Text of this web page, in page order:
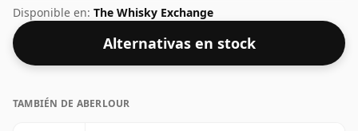
sabores intensos y notas de cacao, alquitrán y tabaco
de mascar. La calidad varía ligeramente de un lote a
otro, por lo que vale la pena buscar reseñas para ver
qué recomiendan otros bebedores de whisky.
Disponible en: The Whisky Exchange
Alternativas en stock
TAMBIÉN DE ABERLOUR